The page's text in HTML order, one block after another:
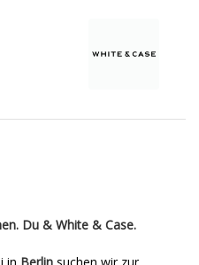
Du & White & Case.